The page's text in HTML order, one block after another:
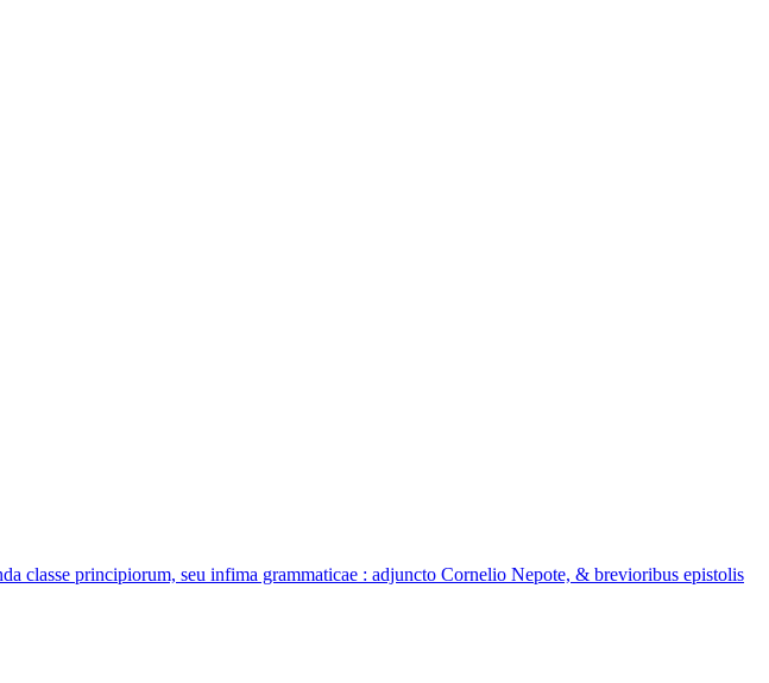
classe principiorum, seu infima grammaticae : adjuncto Cornelio Nepote, & brevioribus epistolis